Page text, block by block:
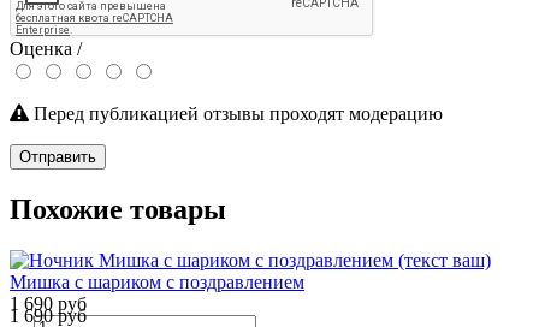
Оценка /
Перед публикацией отзывы проходят модерацию
Отправить
Похожие товары
Мишка с шариком с поздравлением
1 690 руб
1 690 руб